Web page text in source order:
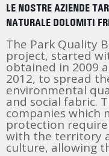
LE NOSTRE AZIENDE
NATURALE DOLOMITI
The Park Quality
project, started
obtained in 2009
2012, to spread
environmental
and social fabric.
companies which
protection
with the territory
culture, allowing